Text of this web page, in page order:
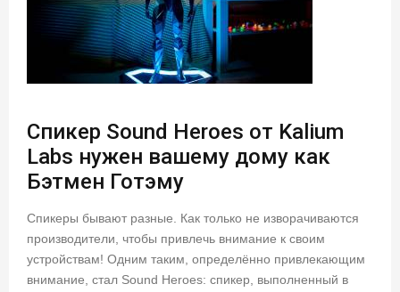
Спикер Sound Heroes от Kalium
Labs нужен вашему дому как
Бэтмен Готэму
Спикеры бывают разные. Как только не изворачиваются
производители, чтобы привлечь внимание к своим
устройствам! Одним таким, определённо привлекающим
внимание, стал Sound Heroes: спикер, выполненный в